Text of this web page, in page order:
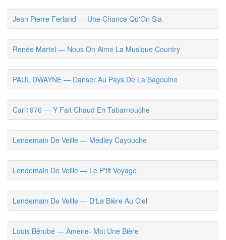
Jean Pierre Ferland — Une Chance Qu'On S'a
Renée Martel — Nous On Aime La Musique Country
PAUL DWAYNE — Danser Au Pays De La Sagouine
Carl1976 — Y Fait Chaud En Tabarnouche
Lendemain De Veille — Medley Cayouche
Lendemain De Veille — Le P'tit Voyage
Lendemain De Veille — D'La Bière Au Ciel
Louis Bérubé — Amène- Moi Une Bière